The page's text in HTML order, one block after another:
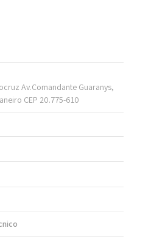
Av.Comandante Guaranys,
CEP 20.775-610